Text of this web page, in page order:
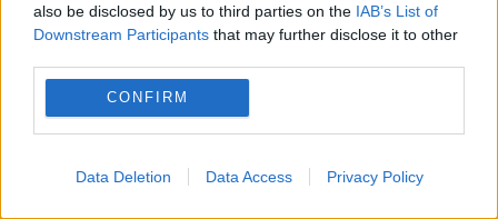
also be disclosed by us to third parties on the IAB’s List of
Downstream Participants that may further disclose it to other
CONFIRM
Data Deletion Data Access Privacy Policy